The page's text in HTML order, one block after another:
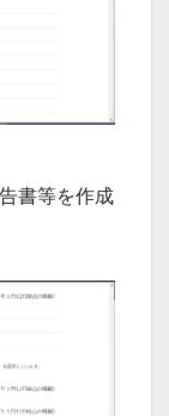
書等を作成